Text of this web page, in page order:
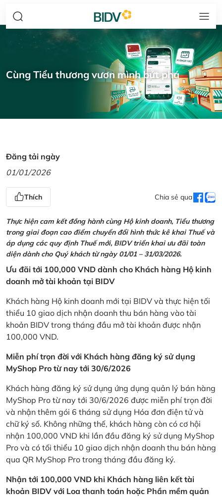
Cùng Tiểu thương vươn mình bứt phá
Đăng tải ngày
01/01/2026
Thích Chia sẻ qua
Thực hiện cam kết đồng hành cùng Hộ kinh doanh, Tiểu thương
trong giai đoạn cao điểm chuyển đổi hình thức kê khai Thuế và
áp dụng các quy định Thuế mới, BIDV triển khai ưu đãi toàn
diện dành cho Quý khách từ ngày 01/01 – 31/03/2026.
Ưu đãi tới 100,000 VND dành cho Khách hàng Hộ kinh
doanh mở tài khoản tại BIDV
Khách hàng Hộ kinh doanh mới tại BIDV và thực hiện tối
thiểu 10 giao dịch nhận doanh thu bán hàng vào tài
khoản BIDV trong tháng đầu mở tài khoản được nhận
100,000 VND.
Miễn phí trọn đời với Khách hàng đăng ký sử dụng
MyShop Pro từ nay tới 30/6/2026
Khách hàng đăng ký sử dụng ứng dụng quản lý bán hàng
MyShop Pro từ nay tới 30/6/2026 được miễn phí trọn đời
và nhận thêm gói 6 tháng sử dụng Hóa đơn điện tử và
chữ ký số. Không những thế, khách hàng còn có cơ hội
nhận 100,000 VND khi lần đầu đăng ký sử dụng MyShop
Pro và có tối thiểu 10 giao dịch nhận doanh thu bán hàng
qua QR MyShop Pro trong tháng đầu đăng ký.
Nhận tới 100,000 VND khi Khách hàng liên kết tài
khoản BIDV với Loa thanh toán hoặc Phần mềm quản